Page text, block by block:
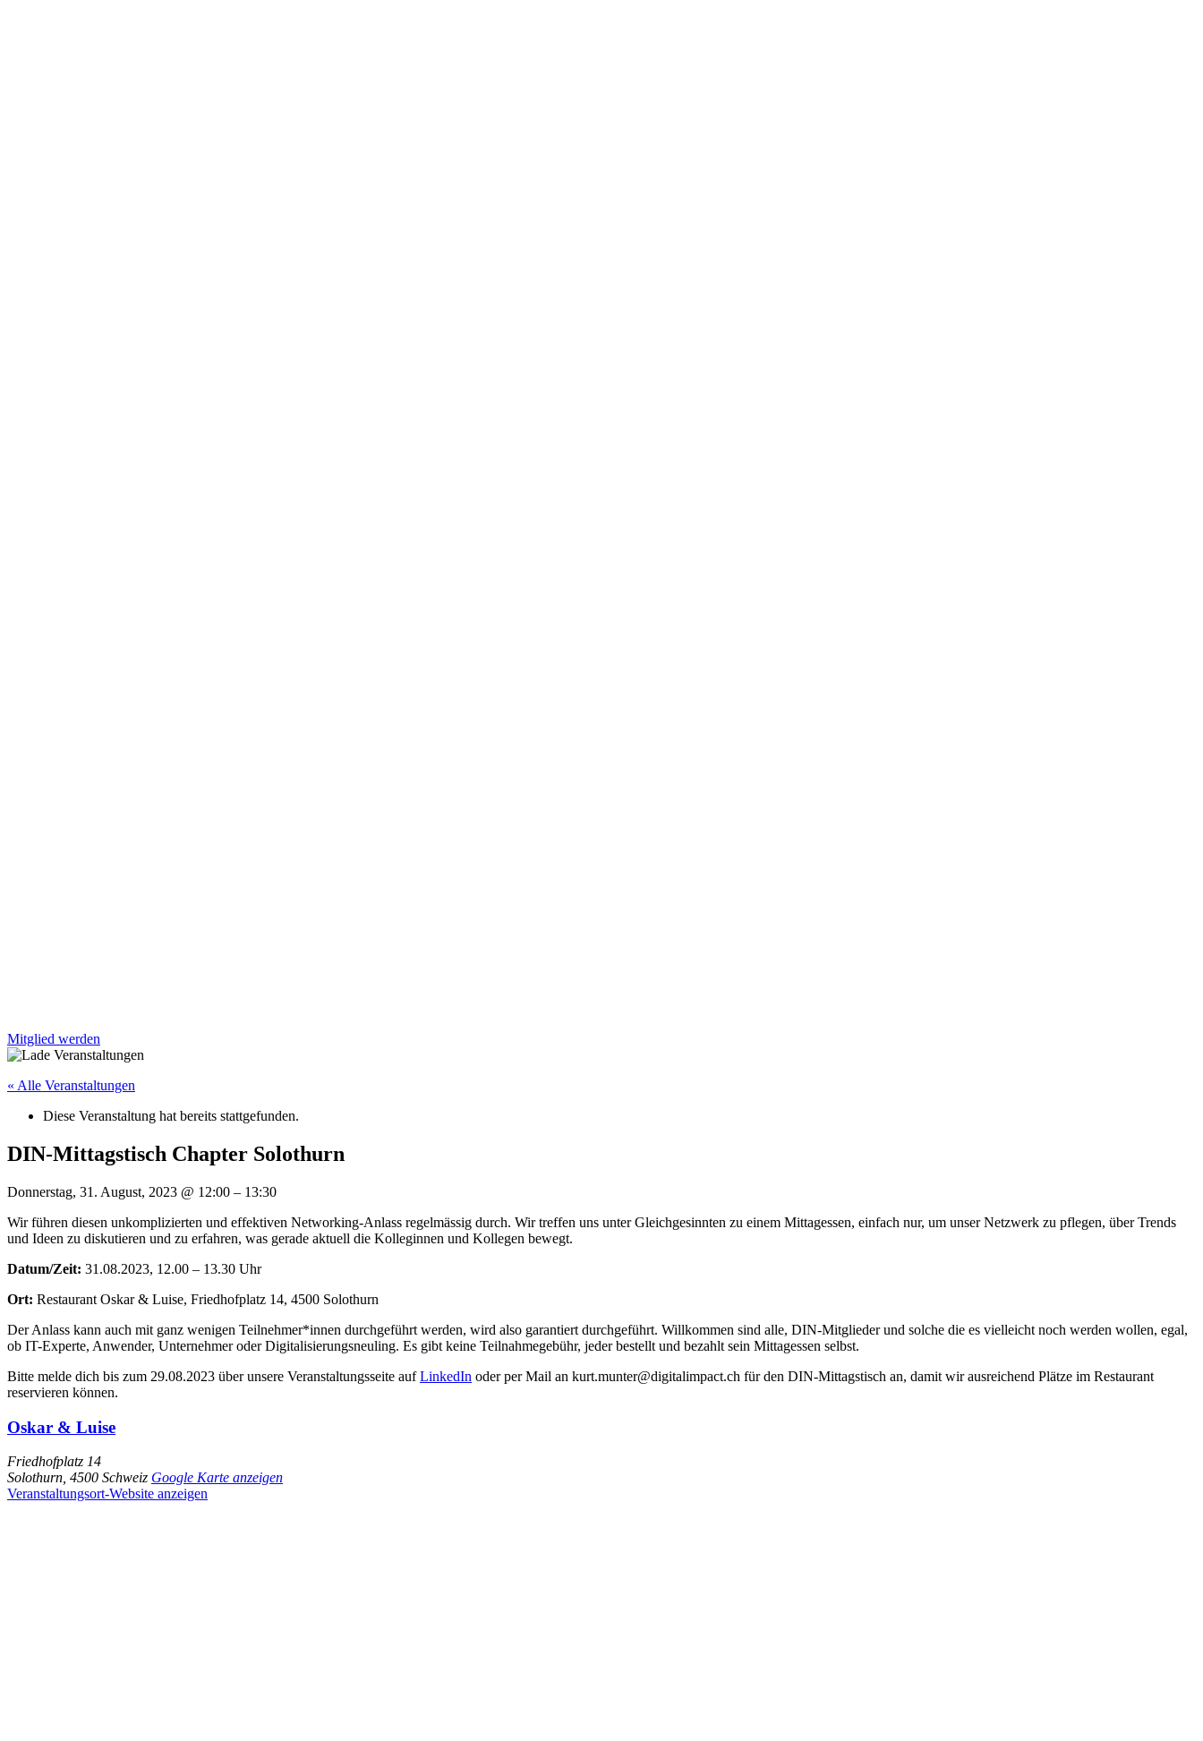
Mitglied werden
« Alle Veranstaltungen
Diese Veranstaltung hat bereits stattgefunden.
DIN-Mittagstisch Chapter Solothurn
Donnerstag, 31. August, 2023 @ 12:00 – 13:30
Wir führen diesen unkomplizierten und effektiven Networking-Anlass regelmässig durch. Wir treffen uns unter Gleichgesinnten zu einem Mittagessen, einfach nur, um unser Netzwerk zu pflegen, über Trends
und Ideen zu diskutieren und zu erfahren, was gerade aktuell die Kolleginnen und Kollegen bewegt.
Datum/Zeit: 31.08.2023, 12.00 – 13.30 Uhr
Ort: Restaurant Oskar & Luise, Friedhofplatz 14, 4500 Solothurn
Der Anlass kann auch mit ganz wenigen Teilnehmer*innen durchgeführt werden, wird also garantiert durchgeführt. Willkommen sind alle, DIN-Mitglieder und solche die es vielleicht noch werden wollen, egal,
ob IT-Experte, Anwender, Unternehmer oder Digitalisierungsneuling. Es gibt keine Teilnahmegebühr, jeder bestellt und bezahlt sein Mittagessen selbst.
Bitte melde dich bis zum 29.08.2023 über unsere Veranstaltungsseite aufLinkedIn oder per Mail an kurt.munter@digitalimpact.ch für den DIN-Mittagstisch an, damit wir ausreichend Plätze im Restaurant
reservieren können.
Oskar & Luise
Friedhofplatz 14
Solothurn 4500 Schweiz Google Karte anzeigen
Veranstaltungsort-Website anzeigen